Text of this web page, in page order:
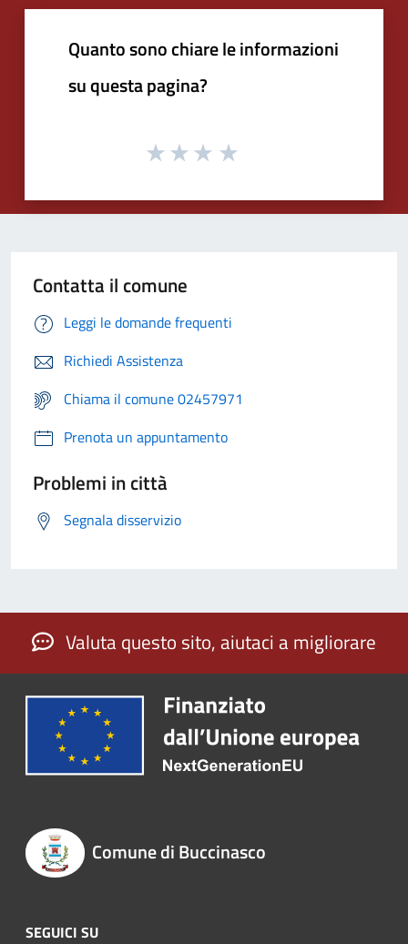
Quanto sono chiare le informazioni
su questa pagina?
Contatta il comune
Leggi le domande frequenti
Richiedi Assistenza
Chiama il comune 02457971
Prenota un appuntamento
Problemi in città
Segnala disservizio
Valuta questo sito, aiutaci a migliorare
Comune di Buccinasco
SEGUICI SU